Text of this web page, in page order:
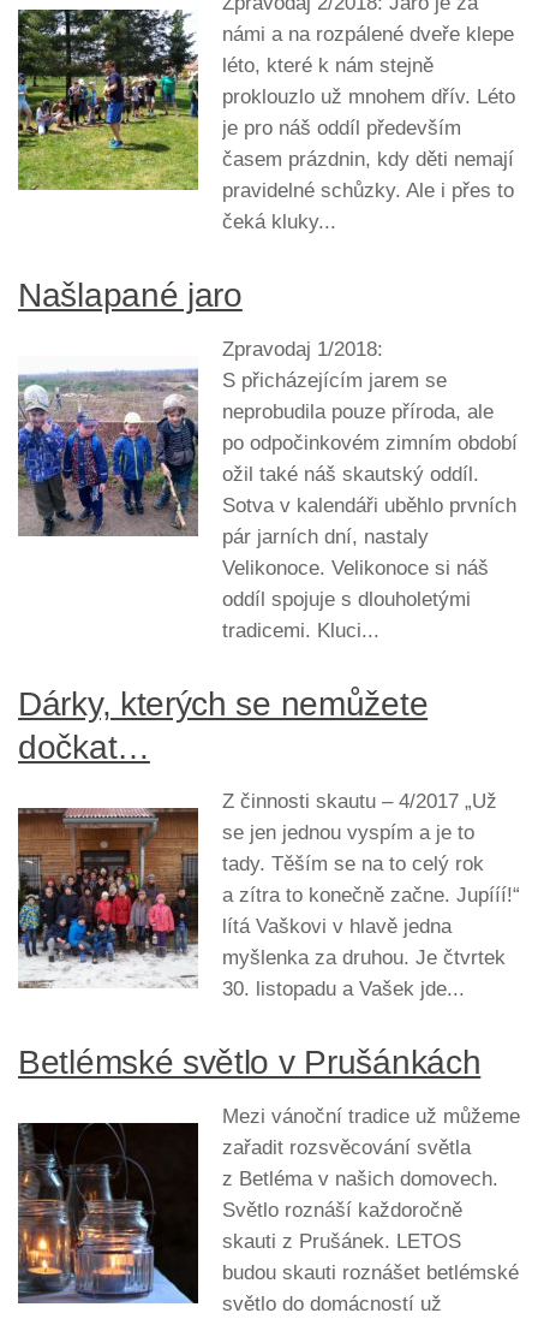
námi a na rozpálené dveře klepe
léto, které k nám stejně
proklouzlo už mnohem dřív. Léto
je pro náš oddíl především
časem prázdnin, kdy děti nemají
pravidelné schůzky. Ale i přes to
čeká kluky...
Našlapané jaro
Zpravodaj 1/2018:
S přicházejícím jarem se
neprobudila pouze příroda, ale
po odpočinkovém zimním období
ožil také náš skautský oddíl.
Sotva v kalendáři uběhlo prvních
pár jarních dní, nastaly
Velikonoce. Velikonoce si náš
oddíl spojuje s dlouholetými
tradicemi. Kluci...
Dárky, kterých se nemůžete
dočkat…
Z činnosti skautu – 4/2017 „Už
se jen jednou vyspím a je to
tady. Těším se na to celý rok
a zítra to konečně začne. Jupííí!“
lítá Vaškovi v hlavě jedna
myšlenka za druhou. Je čtvrtek
30. listopadu a Vašek jde...
Betlémské světlo v Prušánkách
Mezi vánoční tradice už můžeme
zařadit rozsvěcování světla
z Betléma v našich domovech.
Světlo roznáší každoročně
skauti z Prušánek. LETOS
budou skauti roznášet betlémské
světlo do domácností už